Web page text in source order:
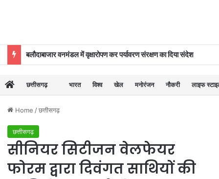
बलौदाबाजार वनमंडल में वृक्षारोपण कर पर्यावरण संरक्षण का दिया संदेश
छत्तीसगढ़ भारत विश्व खेल मनोरंजन नौकरी लाइफ
Home /छत्तीसगढ़
छत्तीसगढ़
सीनियर सिटीजन वेलफेयर
फोरम द्वारा दिवंगत साथियों की